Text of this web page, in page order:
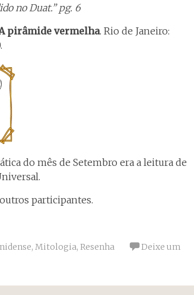
no Duat.” pg. 6
pirâmide vermelha. Rio de Janeiro:
do mês de Setembro era a leitura de
participantes.
, Mitologia, Resenha
Deixe um